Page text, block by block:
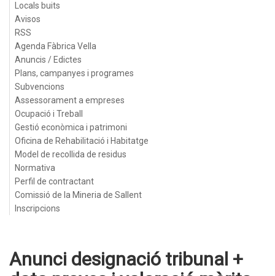
Locals buits
Avisos
RSS
Agenda Fàbrica Vella
Anuncis / Edictes
Plans, campanyes i programes
Subvencions
Assessorament a empreses
Ocupació i Treball
Gestió econòmica i patrimoni
Oficina de Rehabilitació i Habitatge
Model de recollida de residus
Normativa
Perfil de contractant
Comissió de la Mineria de Sallent
Inscripcions
Anunci designació tribunal +